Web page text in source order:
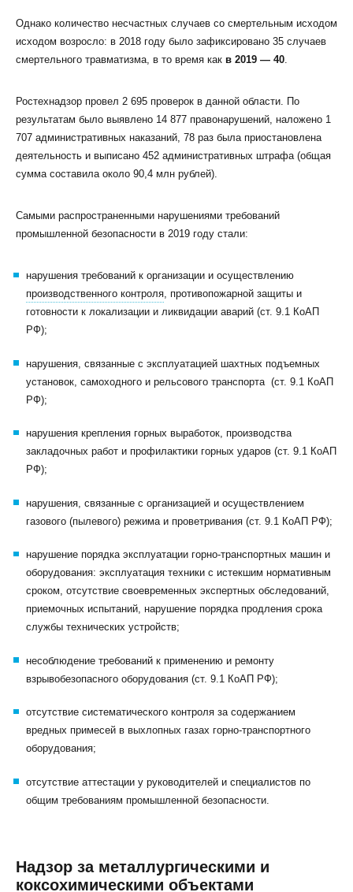
Однако количество несчастных случаев со смертельным исходом
исходом возросло: в 2018 году было зафиксировано 35 случаев
смертельного травматизма, в то время как в 2019 — 40.
Ростехнадзор провел 2 695 проверок в данной области. По
результатам было выявлено 14 877 правонарушений, наложено 1
707 административных наказаний, 78 раз была приостановлена
деятельность и выписано 452 административных штрафа (общая
сумма составила около 90,4 млн рублей).
Самыми распространенными нарушениями требований
промышленной безопасности в 2019 году стали:
нарушения требований к организации и осуществлению
производственного контроля, противопожарной защиты и
готовности к локализации и ликвидации аварий (ст. 9.1 КоАП
РФ);
нарушения, связанные с эксплуатацией шахтных подъемных
установок, самоходного и рельсового транспорта (ст. 9.1 КоАП
РФ);
нарушения крепления горных выработок, производства
закладочных работ и профилактики горных ударов (ст. 9.1 КоАП
РФ);
нарушения, связанные с организацией и осуществлением
газового (пылевого) режима и проветривания (ст. 9.1 КоАП РФ);
нарушение порядка эксплуатации горно-транспортных машин и
оборудования: эксплуатация техники с истекшим нормативным
сроком, отсутствие своевременных экспертных обследований,
приемочных испытаний, нарушение порядка продления срока
службы технических устройств;
несоблюдение требований к применению и ремонту
взрывобезопасного оборудования (ст. 9.1 КоАП РФ);
отсутствие систематического контроля за содержанием
вредных примесей в выхлопных газах горно-транспортного
оборудования;
отсутствие аттестации у руководителей и специалистов по
общим требованиям промышленной безопасности.
Надзор за металлургическими и
коксохимическими объектами